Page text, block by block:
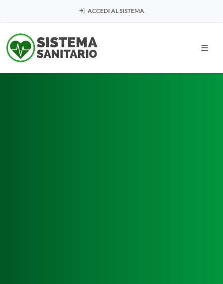
ACCEDI AL SISTEMA